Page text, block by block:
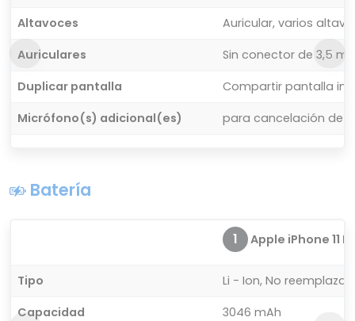
Altavoces
Auricular, varios
Auriculares
Sin conector de 3,5
Duplicar pantalla
Compartir pantalla
Micrófono(s) adicional(es)
para cancelación de
Batería
1 Apple iPhone 11
Tipo
Li - Ion, No
Capacidad
3046 mAh